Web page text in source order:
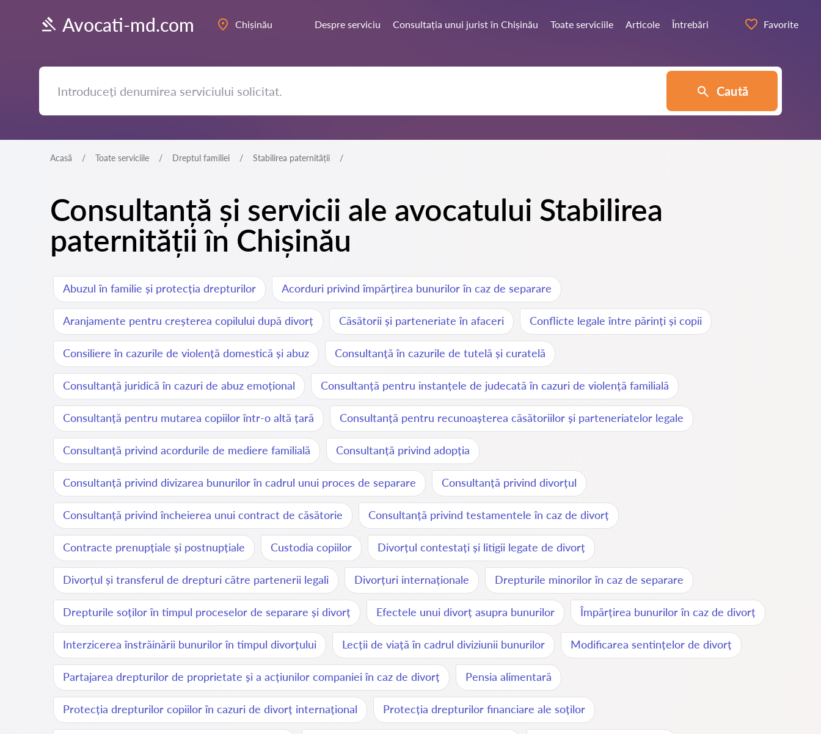
Avocati-md.com Chișinău Despre serviciu Consultația unui jurist în Chișinău Toate serviciile Articole Întrebări Favorite
Caută
Acasă Toate serviciile Dreptul familiei Stabilirea paternității
Consultanță și servicii ale avocatului Stabilirea
paternității în Chișinău
Abuzul în familie și protecția drepturilor Acorduri privind împărțirea bunurilor în caz de separare
Aranjamente pentru creșterea copilului după divorț Căsătorii și parteneriate în afaceri Conflicte legale între părinți și copii
Consiliere în cazurile de violență domestică și abuz Consultanță în cazurile de tutelă și curatelă
Consultanță juridică în cazuri de abuz emoțional Consultanță pentru instanțele de judecată în cazuri de violență familială
Consultanță pentru mutarea copiilor într-o altă țară Consultanță pentru recunoașterea căsătoriilor și parteneriatelor legale
Consultanță privind acordurile de mediere familială Consultanță privind adopția
Consultanță privind divizarea bunurilor în cadrul unui proces de separare Consultanță privind divorțul
Consultanță privind încheierea unui contract de căsătorie Consultanță privind testamentele în caz de divorț
Contracte prenupțiale și postnupțiale Custodia copiilor Divorțul contestați și litigii legate de divorț
Divorțul și transferul de drepturi către partenerii legali Divorțuri internaționale Drepturile minorilor în caz de separare
Drepturile soților în timpul proceselor de separare și divorț Efectele unui divorț asupra bunurilor Împărțirea bunurilor în caz de divorț
Interzicerea înstrăinării bunurilor în timpul divorțului Lecții de viață în cadrul diviziunii bunurilor Modificarea sentințelor de divorț
Partajarea drepturilor de proprietate și a acțiunilor companiei în caz de divorț Pensia alimentară
Protecția drepturilor copiilor în cazuri de divorț internațional Protecția drepturilor financiare ale soților